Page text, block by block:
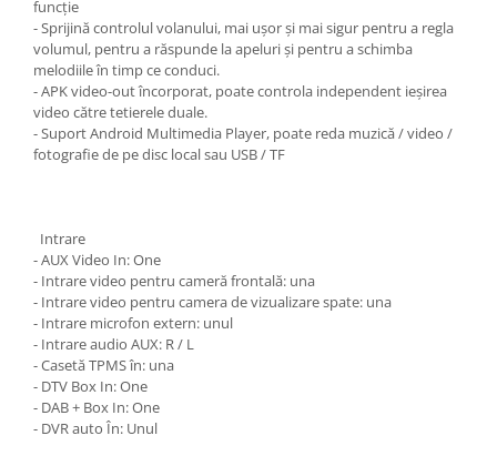
funcție
- Sprijină controlul volanului, mai ușor și mai sigur pentru a regla
volumul, pentru a răspunde la apeluri și pentru a schimba
melodiile în timp ce conduci.
- APK video-out încorporat, poate controla independent ieșirea
video către tetierele duale.
- Suport Android Multimedia Player, poate reda muzică / video /
fotografie de pe disc local sau USB / TF
Intrare
- AUX Video In: One
- Intrare video pentru cameră frontală: una
- Intrare video pentru camera de vizualizare spate: una
- Intrare microfon extern: unul
- Intrare audio AUX: R / L
- Casetă TPMS în: una
- DTV Box In: One
- DAB + Box In: One
- DVR auto În: Unul